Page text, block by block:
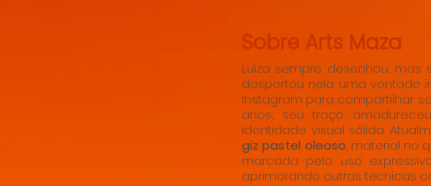
Sobre Arts Maza
Luiza sempre desenhou,
despertou nela uma vontade
Instagram para compartilhar
anos, seu traço
identidade visual sólida.
giz pastel oleoso, material no
marcada pelo uso
aprimorando outras técnicas